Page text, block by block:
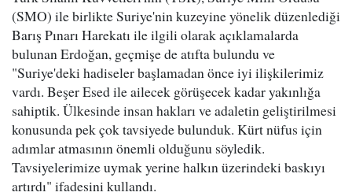
(SMO) ile birlikte Suriye'nin kuzeyine yönelik düzenlediği
Barış Pınarı Harekatı ile ilgili olarak açıklamalarda
bulunan Erdoğan, geçmişe de atıfta bulundu ve
"Suriye'deki hadiseler başlamadan önce iyi ilişkilerimiz
vardı. Beşer Esed ile ailecek görüşecek kadar yakınlığa
sahiptik. Ülkesinde insan hakları ve adaletin geliştirilmesi
konusunda pek çok tavsiyede bulunduk. Kürt nüfus için
adımlar atmasının önemli olduğunu söyledik.
Tavsiyelerimize uymak yerine halkın üzerindeki baskıyı
artırdı" ifadesini kullandı.